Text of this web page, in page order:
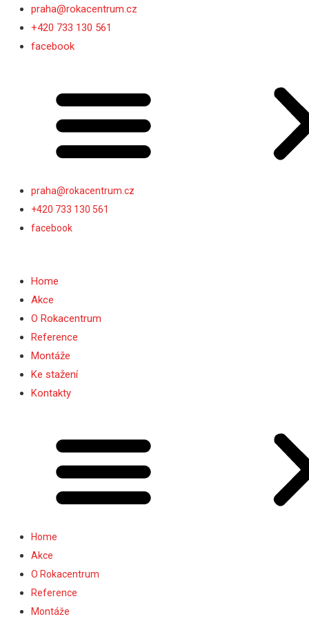
Přeskočit
obsah
praha@rokacentrum.cz
+420 733 130 561
facebook
praha@rokacentrum.cz
+420 733 130 561
facebook
Home
Akce
O Rokacentrum
Reference
Montáže
Ke stažení
Kontakty
Home
Akce
O Rokacentrum
Reference
Montáže